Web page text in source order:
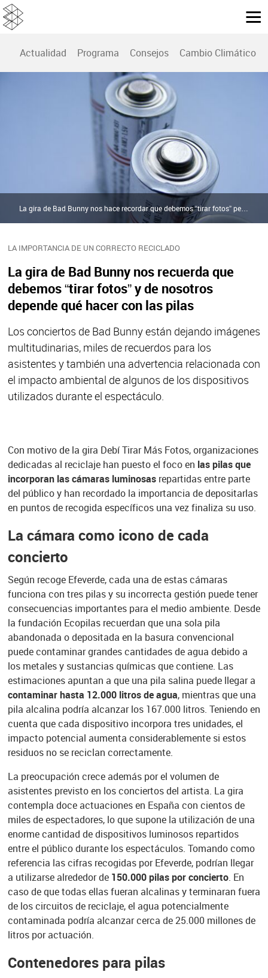
Actualidad Programa Consejos Cambio Climático
LA IMPORTANCIA DE UN CORRECTO RECICLADO
La gira de Bad Bunny nos recuerda que
debemos “tirar fotos” y de nosotros
depende qué hacer con las pilas
Los conciertos de Bad Bunny están dejando imágenes
multitudinarias, miles de recuerdos para los
asistentes y también una advertencia relacionada con
el impacto ambiental de algunos de los dispositivos
utilizados durante el espectáculo.
La gira de Bad Bunny nos hace recordar que debemos “tirar fotos” pero no las pilas | Pixabay
Con motivo de la gira Debí Tirar Más Fotos, organizaciones
dedicadas al reciclaje han puesto el foco en las pilas que
incorporan las cámaras luminosasrepartidas entre parte
del público y han recordado la importancia de depositarlas
en puntos de recogida específicos una vez finaliza su uso.
La cámara como icono de cada
concierto
Según recoge Efeverde, cada una de estas cámaras
funciona con tres pilas y su incorrecta gestión puede tener
consecuencias importantes para el medio ambiente. Desde
la fundación Ecopilas recuerdan que una sola pila
abandonada o depositada en la basura convencional
puede contaminar grandes cantidades de agua debido a
los metales y sustancias químicas que contiene. Las
estimaciones apuntan a que una pila salina puede llegar a
contaminar hasta 12.000 litros de agua, mientras que una
pila alcalina podría alcanzar los 167.000 litros. Teniendo en
cuenta que cada dispositivo incorpora tres unidades, el
impacto potencial aumenta considerablemente si estos
residuos no se reciclan correctamente.
La preocupación crece además por el volumen de
asistentes previsto en los conciertos del artista. La gira
contempla doce actuaciones en España con cientos de
miles de espectadores, lo que supone la utilización de una
enorme cantidad de dispositivos luminosos repartidos
entre el público durante los espectáculos. Tomando como
referencia las cifras recogidas por Efeverde, podrían llegar
a utilizarse alrededor de150.000 pilas por concierto. En
caso de que todas ellas fueran alcalinas y terminaran fuera
de los circuitos de reciclaje, el agua potencialmente
contaminada podría alcanzar cerca de 25.000 millones de
litros por actuación.
Contenedores para pilas